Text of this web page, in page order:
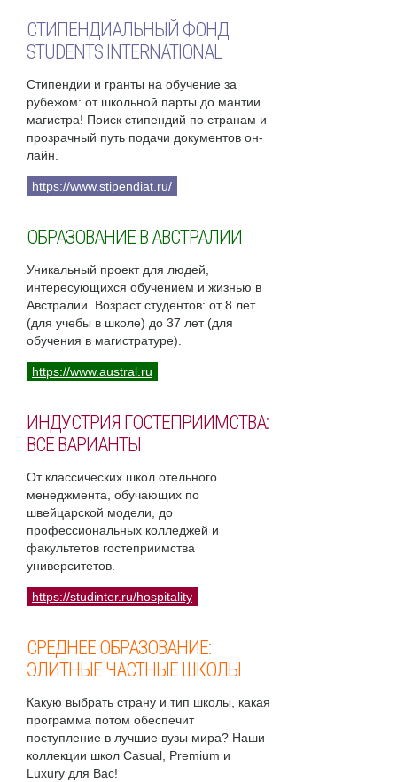
СТИПЕНДИАЛЬНЫЙ ФОНД
STUDENTS INTERNATIONAL
Стипендии и гранты на обучение за
рубежом: от школьной парты до мантии
магистра! Поиск стипендий по странам и
прозрачный путь подачи документов он-
лайн.
https://www.stipendiat.ru/
ОБРАЗОВАНИЕ В АВСТРАЛИИ
Уникальный проект для людей,
интересующихся обучением и жизнью в
Австралии. Возраст студентов: от 8 лет
(для учебы в школе) до 37 лет (для
обучения в магистратуре).
https://www.austral.ru
ИНДУСТРИЯ ГОСТЕПРИИМСТВА:
ВСЕ ВАРИАНТЫ
От классических школ отельного
менеджмента, обучающих по
швейцарской модели, до
профессиональных колледжей и
факультетов гостеприимства
университетов.
https://studinter.ru/hospitality
СРЕДНЕЕ ОБРАЗОВАНИЕ:
ЭЛИТНЫЕ ЧАСТНЫЕ ШКОЛЫ
Какую выбрать страну и тип школы, какая
программа потом обеспечит
поступление в лучшие вузы мира? Наши
коллекции школ Casual, Premium и
Luxury для Вас!